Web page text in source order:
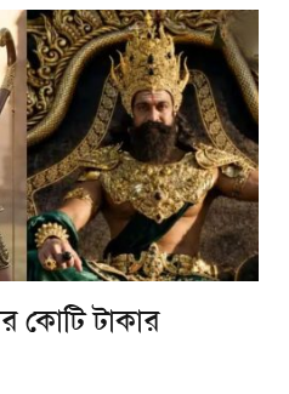
কোটি টাকার